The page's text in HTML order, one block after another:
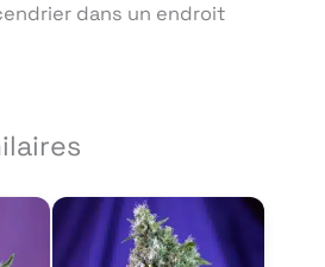
dans un endroit
Ce